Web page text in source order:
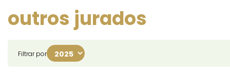
outros jurados
Filtrar por